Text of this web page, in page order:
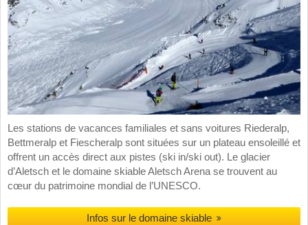
Les stations de vacances familiales et sans voitures Riederalp,
Bettmeralp et Fiescheralp sont situées sur un plateau ensoleillé et
offrent un accès direct aux pistes (ski in/ski out). Le glacier
d’Aletsch et le domaine skiable Aletsch Arena se trouvent au
cœur du patrimoine mondial de l’UNESCO.
Infos sur le domaine skiable